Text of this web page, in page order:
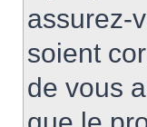
assurez-
soient
de vous